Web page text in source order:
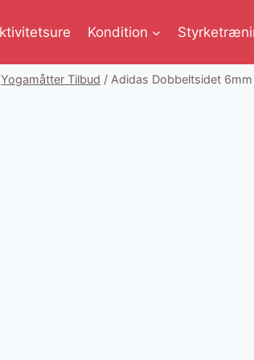
Kondition
Yogamåtter Tilbud / Adidas Dobbeltsidet